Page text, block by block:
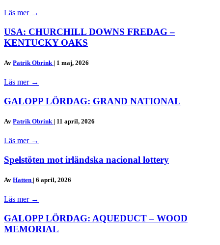
Läs mer →
USA: CHURCHILL DOWNS FREDAG –
KENTUCKY OAKS
Av Patrik Obrink | 1 maj, 2026
Läs mer →
GALOPP LÖRDAG: GRAND NATIONAL
Av Patrik Obrink | 11 april, 2026
Läs mer →
Spelstöten mot irländska nacional lottery
Av Hatten | 6 april, 2026
Läs mer →
GALOPP LÖRDAG: AQUEDUCT – WOOD
MEMORIAL